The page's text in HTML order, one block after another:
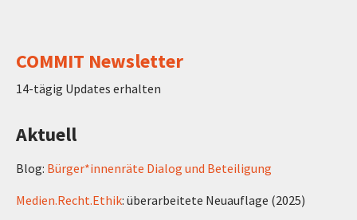
COMMIT Newsletter
14-tägig Updates erhalten
Aktuell
Blog: Bürger*innenräte Dialog und Beteiligung
Medien.Recht.Ethik: überarbeitete Neuauflage (2025)